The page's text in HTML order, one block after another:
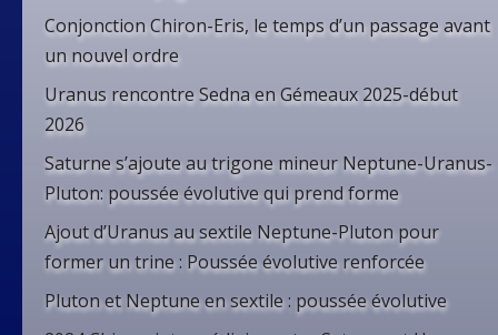
Conjonction Chiron-Eris, le temps d’un passage avant
un nouvel ordre
Uranus rencontre Sedna en Gémeaux 2025-début
2026
Saturne s’ajoute au trigone mineur Neptune-Uranus-
Pluton: poussée évolutive qui prend forme
Ajout d’Uranus au sextile Neptune-Pluton pour
former un trine : Poussée évolutive renforcée
Pluton et Neptune en sextile : poussée évolutive